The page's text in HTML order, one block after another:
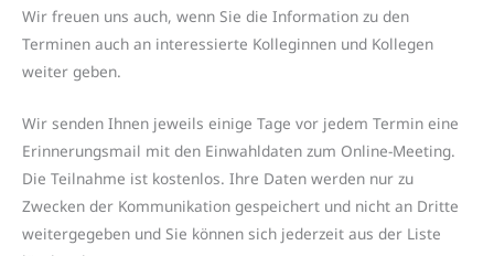
Wir freuen uns auch, wenn Sie die Information zu den
Terminen auch an interessierte Kolleginnen und Kollegen
weiter geben.
Wir senden Ihnen jeweils einige Tage vor jedem Termin eine
Erinnerungsmail mit den Einwahldaten zum Online-Meeting.
Die Teilnahme ist kostenlos. Ihre Daten werden nur zu
Zwecken der Kommunikation gespeichert und nicht an Dritte
weitergegeben und Sie können sich jederzeit aus der Liste